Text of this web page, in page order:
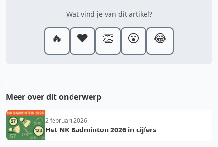
Wat vind je van dit artikel?
🔥 ❤️ 👏 😮 😂
Meer over dit onderwerp
2 februari 2026
Het NK Badminton 2026 in cijfers